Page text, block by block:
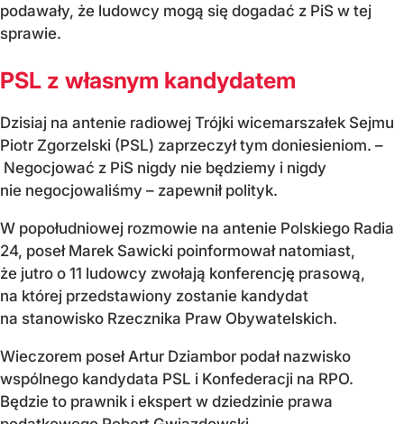
podawały, że ludowcy mogą się dogadać z PiS w tej
sprawie.
PSL z własnym kandydatem
Dzisiaj na antenie radiowej Trójki wicemarszałek Sejmu
Piotr Zgorzelski (PSL) zaprzeczył tym doniesieniom. –
Negocjować z PiS nigdy nie będziemy i nigdy
nie negocjowaliśmy – zapewnił polityk.
W popołudniowej rozmowie na antenie Polskiego Radia
24, poseł Marek Sawicki poinformował natomiast,
że jutro o 11 ludowcy zwołają konferencję prasową,
na której przedstawiony zostanie kandydat
na stanowisko Rzecznika Praw Obywatelskich.
Wieczorem poseł Artur Dziambor podał nazwisko
wspólnego kandydata PSL i Konfederacji na RPO.
Będzie to prawnik i ekspert w dziedzinie prawa